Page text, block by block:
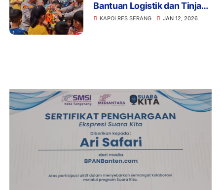
Bantuan Logistik dan Tinjau
Dapur Umum di Perumahan
KAPOLRES SERANG JAN 12, 2026